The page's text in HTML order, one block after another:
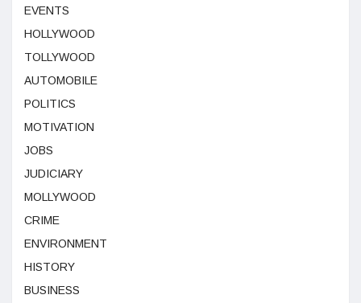
EVENTS
HOLLYWOOD
TOLLYWOOD
AUTOMOBILE
POLITICS
MOTIVATION
JOBS
JUDICIARY
MOLLYWOOD
CRIME
ENVIRONMENT
HISTORY
BUSINESS